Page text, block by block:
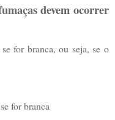
devem ocorrer
for branca, ou seja, se o
for branca